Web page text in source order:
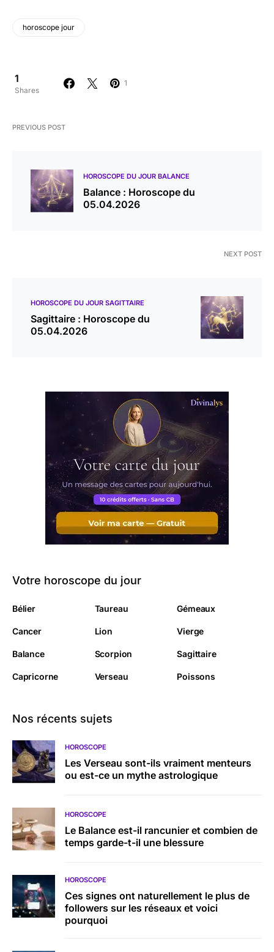
horoscope jour
1
Shares
1
PREVIOUS POST
HOROSCOPE DU JOUR BALANCE
Balance : Horoscope du
05.04.2026
NEXT POST
HOROSCOPE DU JOUR SAGITTAIRE
Sagittaire : Horoscope du
05.04.2026
Votre horoscope du jour
Bélier Taureau Gémeaux
Cancer Lion Vierge
Balance Scorpion Sagittaire
Capricorne Verseau Poissons
Nos récents sujets
HOROSCOPE
Les Verseau sont-ils vraiment menteurs
ou est-ce un mythe astrologique
HOROSCOPE
Le Balance est-il rancunier et combien de
temps garde-t-il une blessure
HOROSCOPE
Ces signes ont naturellement le plus de
followers sur les réseaux et voici
pourquoi